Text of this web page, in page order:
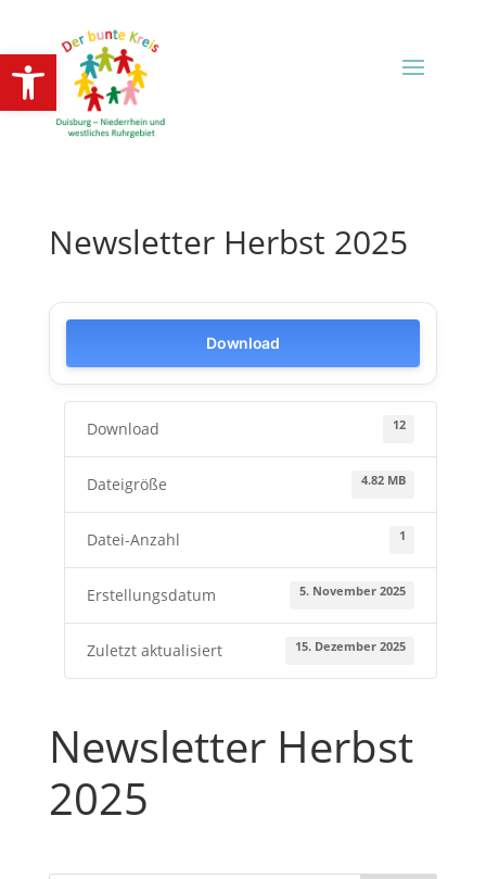
Open toolbar
Newsletter Herbst 2025
Download
Download 12
Dateigröße 4.82 MB
Datei-Anzahl 1
Erstellungsdatum 5. November 2025
Zuletzt aktualisiert 15. Dezember 2025
Newsletter Herbst
2025